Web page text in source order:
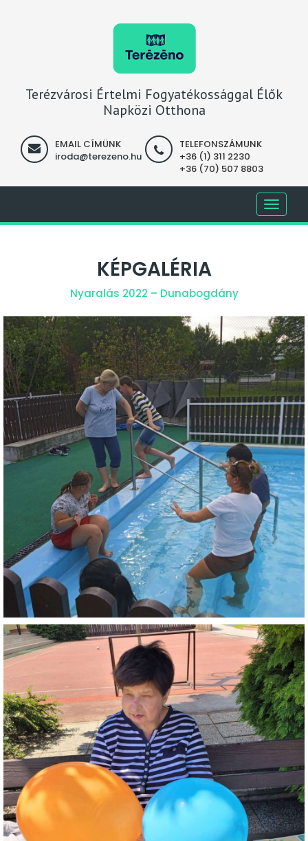
Terézvárosi Értelmi Fogyatékossággal Élők
Napközi Otthona
EMAIL CÍMÜNK
iroda@terezeno.hu
TELEFONSZÁMUNK
+36 (1) 311 2230
+36 (70) 507 8803
Toggle
KÉPGALÉRIA
Nyaralás 2022 – Dunabogdány